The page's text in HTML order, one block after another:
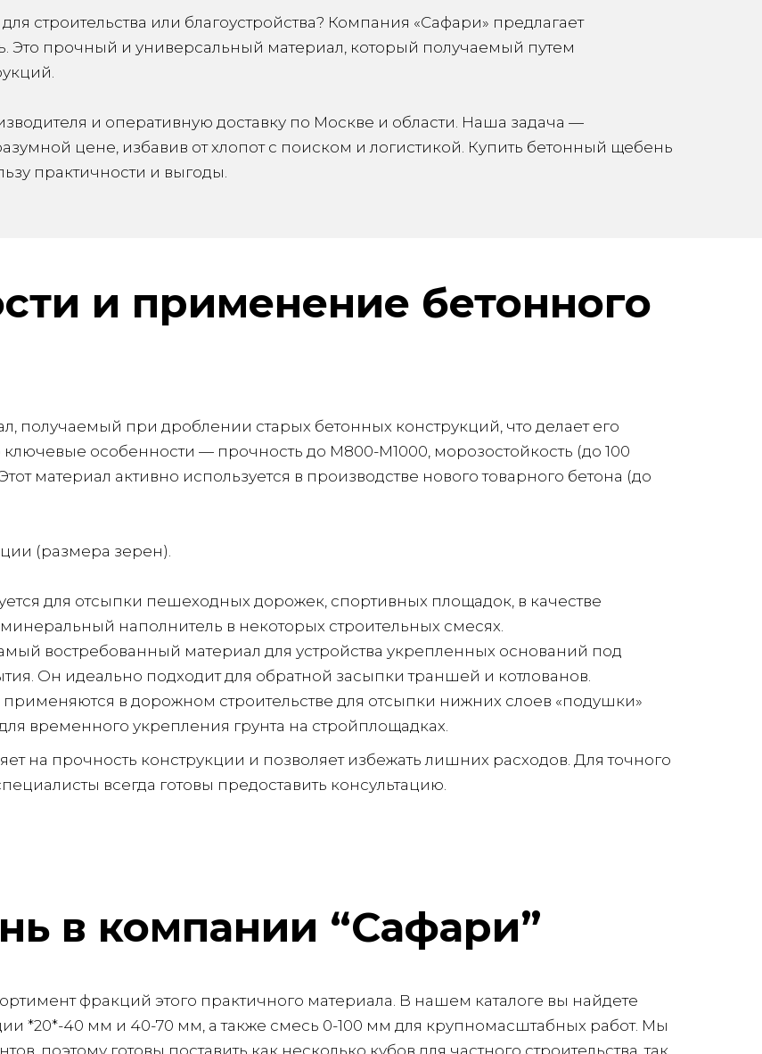
строительства или благоустройства? Компания «Сафари» предлагает
прочный и универсальный материал, который получаемый путем
и оперативную доставку по Москве и области. Наша задача —
цене, избавив от хлопот с поиском и логистикой. Купить бетонный щебень
практичности и выгоды.
и применение бетонного
получаемый при дроблении старых бетонных конструкций, что делает его
особенности — прочность до М800-М1000, морозостойкость (до 100
материал активно используется в производстве нового товарного бетона (до
(размера зерен).
для отсыпки пешеходных дорожек, спортивных площадок, в качестве
наполнитель в некоторых строительных смесях.
востребованный материал для устройства укрепленных оснований под
Он идеально подходит для обратной засыпки траншей и котлованов.
в дорожном строительстве для отсыпки нижних слоев «подушки»
временного укрепления грунта на стройплощадках.
на прочность конструкции и позволяет избежать лишних расходов. Для точного
всегда готовы предоставить консультацию.
в компании “Сафари”
фракций этого практичного материала. В нашем каталоге вы найдете
*20*-40 мм и 40-70 мм, а также смесь 0-100 мм для крупномасштабных работ. Мы
поэтому готовы поставить как несколько кубов для частного строительства, так